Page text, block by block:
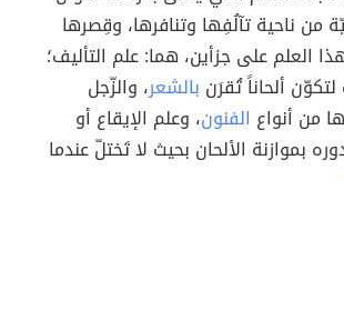
من ناحية تآلُفِها وتنافرها، وقِصرها
العلم على جزأين، هما: علم التأليف؛
ألحاناً تُقرَن بالشعر، والزّجل
من أنواع الفنون، وعلم الإيقاع أو
بموازنة الألحان بحيث لا تَختلّ عندما